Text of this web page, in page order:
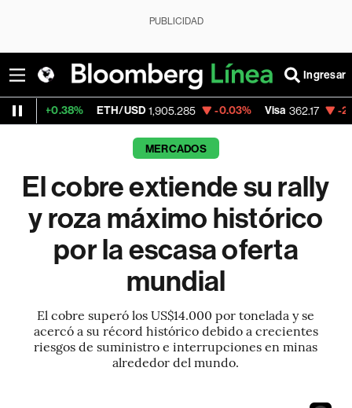
PUBLICIDAD
Ingresar
ETH/USD 1,905.285 -0.03% Visa 362.17 -2.24%
MERCADOS
El cobre extiende su rally
y roza máximo histórico
por la escasa oferta
mundial
El cobre superó los US$14.000 por tonelada y se
acercó a su récord histórico debido a crecientes
riesgos de suministro e interrupciones en minas
alrededor del mundo.